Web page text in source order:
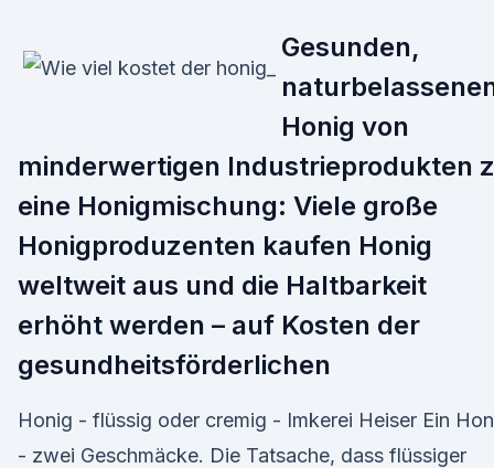
Gesunden,
Honig von
minderwertigen Industrieprodukten
eine Honigmischung: Viele große
Honigproduzenten kaufen Honig
weltweit aus und die Haltbarkeit
erhöht werden – auf Kosten der
gesundheitsförderlichen
Honig - flüssig oder cremig - Imkerei Heiser Ein
- zwei Geschmäcke. Die Tatsache, dass flüssiger